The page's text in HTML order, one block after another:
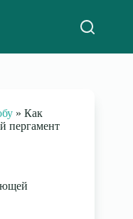
» Как
пергамент